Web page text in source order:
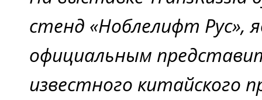
стенд «Ноблелифт Рус»,
официальным
известного китайского